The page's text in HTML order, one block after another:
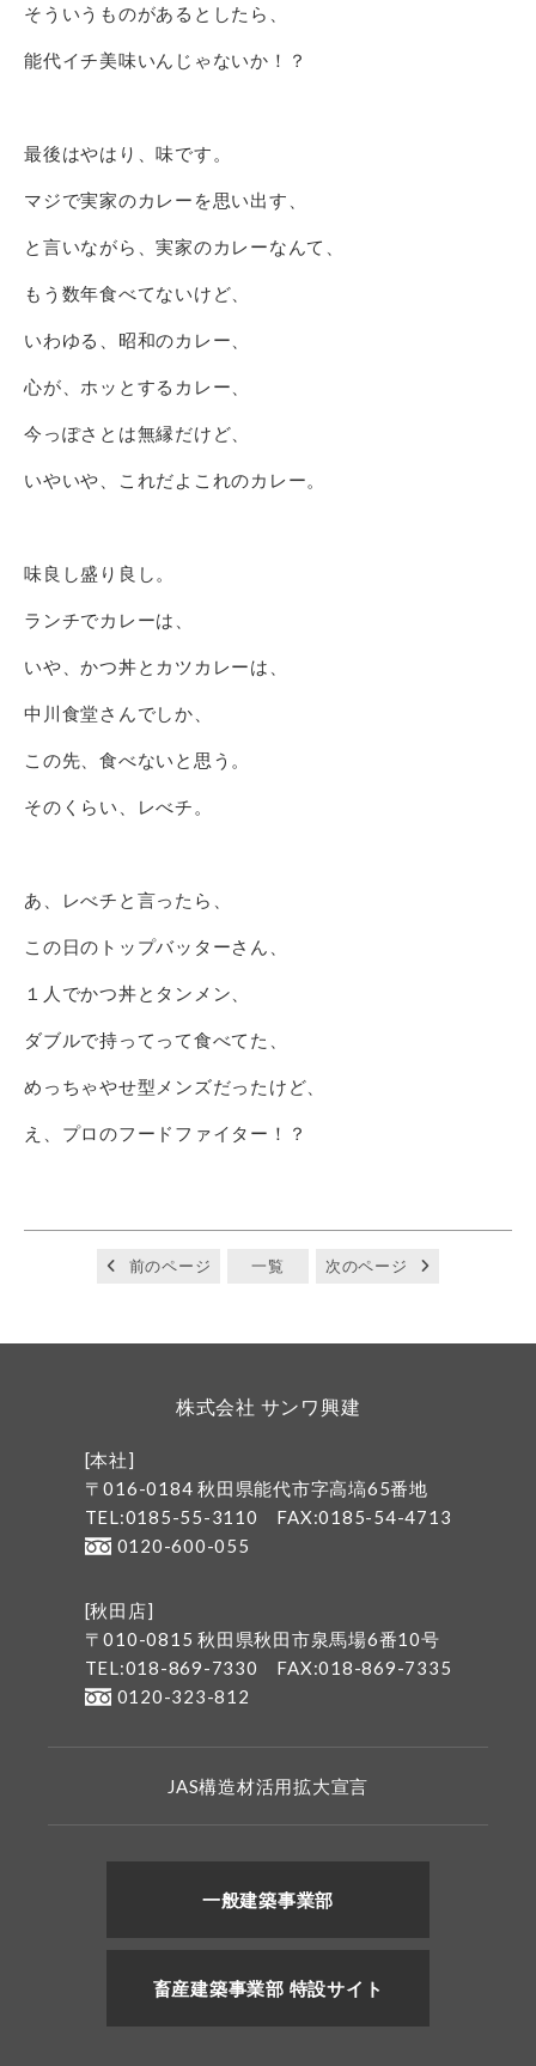
そういうものがあるとしたら、
能代イチ美味いんじゃないか！？
最後はやはり、味です。
マジで実家のカレーを思い出す、
と言いながら、実家のカレーなんて、
もう数年食べてないけど、
いわゆる、昭和のカレー、
心が、ホッとするカレー、
今っぽさとは無縁だけど、
いやいや、これだよこれのカレー。
味良し盛り良し。
ランチでカレーは、
いや、かつ丼とカツカレーは、
中川食堂さんでしか、
この先、食べないと思う。
そのくらい、レべチ。
あ、レべチと言ったら、
この日のトップバッターさん、
１人でかつ丼とタンメン、
ダブルで持ってって食べてた、
めっちゃやせ型メンズだったけど、
え、プロのフードファイター！？
前のページ 一覧 次のページ
株式会社 サンワ興建
[本社]
〒016-0184 秋田県能代市字高塙65番地
TEL:0185-55-3110
FAX:0185-54-4713
0120-600-055
[秋田店]
〒010-0815 秋田県秋田市泉馬場6番10号
TEL:018-869-7330
FAX:018-869-7335
0120-323-812
JAS構造材活用拡大宣言
一般建築事業部
畜産建築事業部 特設サイト